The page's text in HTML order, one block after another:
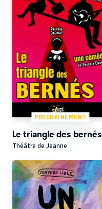
PROCHAINEMENT
Le triangle des bernés
Théâtre de Jeanne